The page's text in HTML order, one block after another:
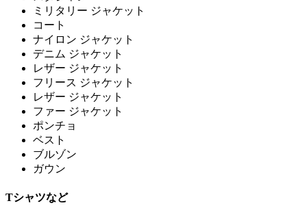
ミリタリー ジャケット
コート
ナイロン ジャケット
デニム ジャケット
レザー ジャケット
フリース ジャケット
レザー ジャケット
ファー ジャケット
ポンチョ
ベスト
ブルゾン
ガウン
Tシャツなど